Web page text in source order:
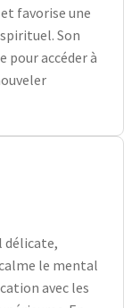
favorise une
Son
pour accéder à
délicate,
le mental
avec les